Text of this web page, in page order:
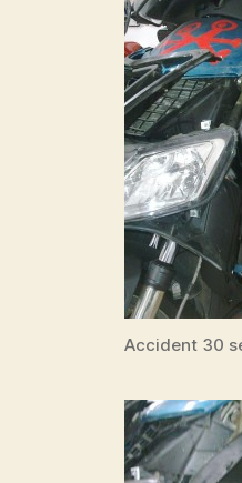
Accident 30